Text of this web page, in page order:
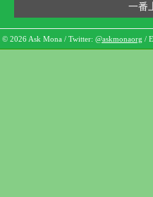
一番
© 2026 Ask Mona / Twitter: @askmonaorg /